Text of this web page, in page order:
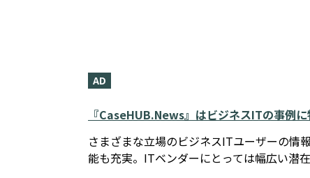
AD
『CaseHUB.News』はビジネスITの事例
さまざまな立場のビジネスITユーザーの情
能も充実。ITベンダーにとっては幅広い潜